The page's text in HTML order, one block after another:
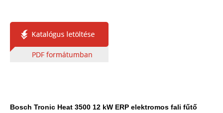
Bosch Tronic Heat 3500 12 kW ERP elektromos fali fűtő